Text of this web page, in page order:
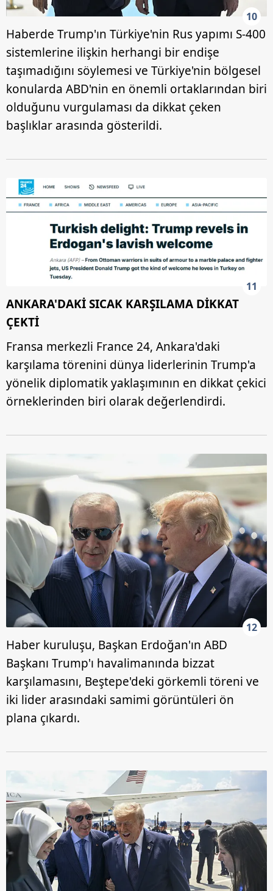
hazırlanmış Aydınlatma Metnimizi okumak ve sitemizde
ilgili mevzuata uygun olarak kullanılan çerezlerle ilgili bilgi
almak için lütfentıklayınız.
10
Haberde Trump'ın Türkiye'nin Rus yapımı S-400
sistemlerine ilişkin herhangi bir endişe
taşımadığını söylemesi ve Türkiye'nin bölgesel
konularda ABD'nin en önemli ortaklarından biri
olduğunu vurgulaması da dikkat çeken
başlıklar arasında gösterildi.
11
ANKARA'DAKİ SICAK KARŞILAMA DİKKAT
ÇEKTİ
Fransa merkezli France 24, Ankara'daki
karşılama törenini dünya liderlerinin Trump'a
yönelik diplomatik yaklaşımının en dikkat çekici
örneklerinden biri olarak değerlendirdi.
12
Haber kuruluşu, Başkan Erdoğan'ın ABD
Başkanı Trump'ı havalimanında bizzat
karşılamasını, Beştepe'deki görkemli töreni ve
iki lider arasındaki samimi görüntüleri ön
plana çıkardı.